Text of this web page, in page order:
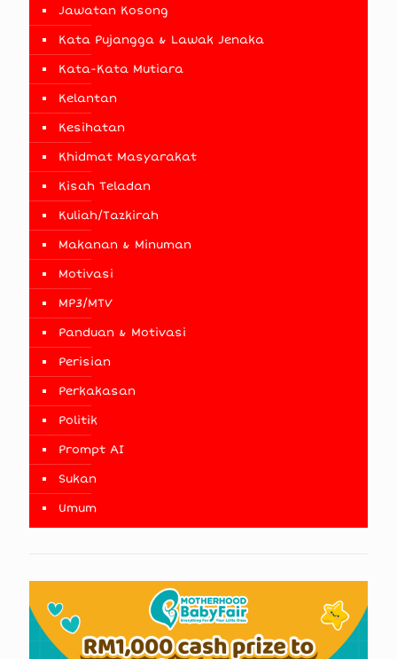
Jawatan Kosong
Kata Pujangga & Lawak Jenaka
Kata-Kata Mutiara
Kelantan
Kesihatan
Khidmat Masyarakat
Kisah Teladan
Kuliah/Tazkirah
Makanan & Minuman
Motivasi
MP3/MTV
Panduan & Motivasi
Perisian
Perkakasan
Politik
Prompt AI
Sukan
Umum